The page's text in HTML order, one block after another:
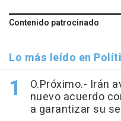
Contenido patrocinado
Lo más leído en
O.Próximo.- Irán
nuevo acuerdo
a garantizar su